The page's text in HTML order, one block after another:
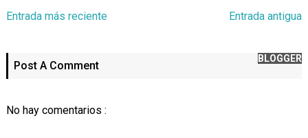
Entrada más reciente Entrada antigua
Post A Comment
BLOGGER
No hay comentarios :